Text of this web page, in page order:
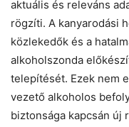
aktuális és releváns
rögzíti. A kanyarodási
közlekedők és a
alkoholszonda
telepítését. Ezek nem
vezető alkoholos
biztonsága kapcsán új